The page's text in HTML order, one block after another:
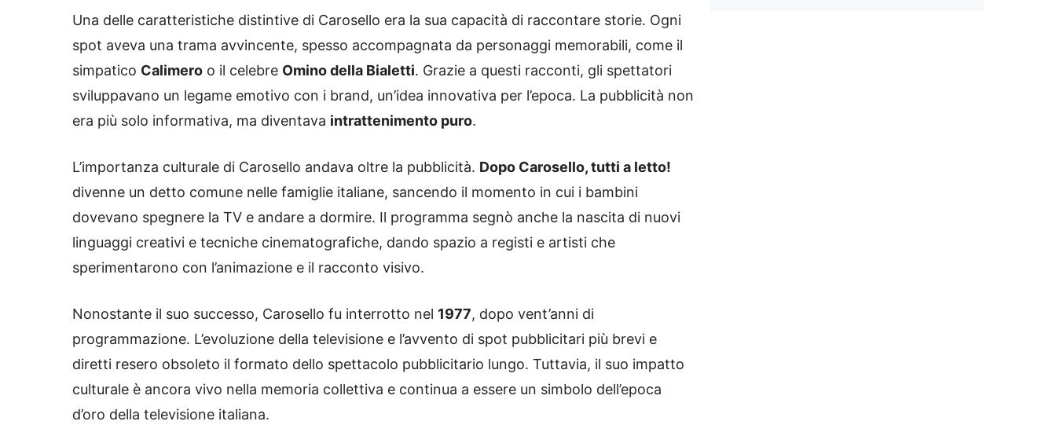
Una delle caratteristiche distintive di Carosello era la sua capacità di raccontare storie. Ogni
spot aveva una trama avvincente, spesso accompagnata da personaggi memorabili, come il
simpatico Calimero o il celebre Omino della Bialetti. Grazie a questi racconti, gli spettatori
sviluppavano un legame emotivo con i brand, un’idea innovativa per l’epoca. La pubblicità non
era più solo informativa, ma diventava intrattenimento puro.
L’importanza culturale di Carosello andava oltre la pubblicità. Dopo Carosello, tutti a letto!
divenne un detto comune nelle famiglie italiane, sancendo il momento in cui i bambini
dovevano spegnere la TV e andare a dormire. Il programma segnò anche la nascita di nuovi
linguaggi creativi e tecniche cinematografiche, dando spazio a registi e artisti che
sperimentarono con l’animazione e il racconto visivo.
Nonostante il suo successo, Carosello fu interrotto nel 1977, dopo vent’anni di
programmazione. L’evoluzione della televisione e l’avvento di spot pubblicitari più brevi e
diretti resero obsoleto il formato dello spettacolo pubblicitario lungo. Tuttavia, il suo impatto
culturale è ancora vivo nella memoria collettiva e continua a essere un simbolo dell’epoca
d’oro della televisione italiana.